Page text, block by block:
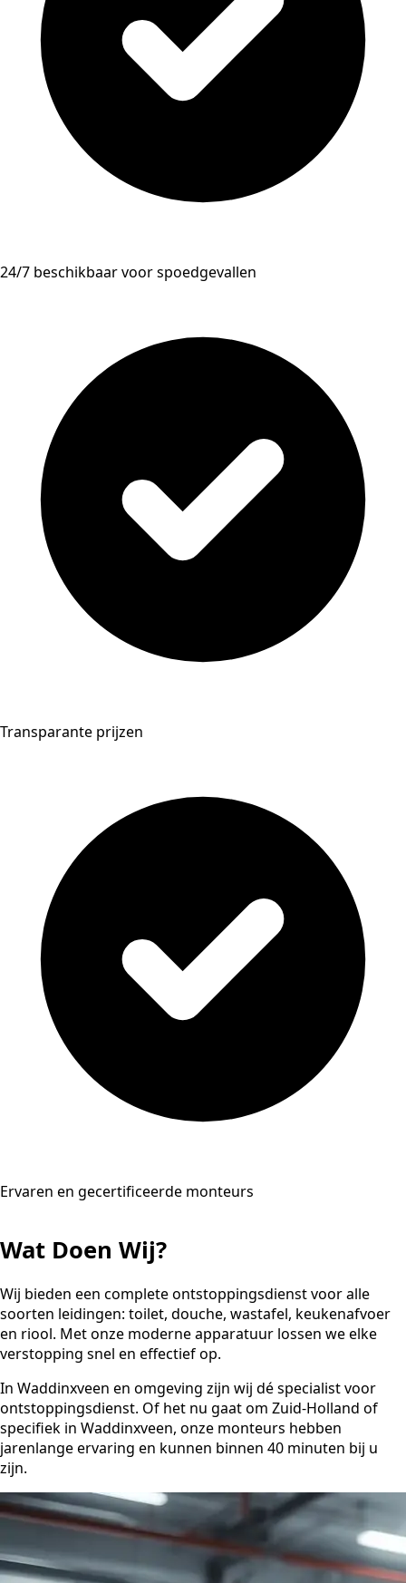
24/7 beschikbaar voor spoedgevallen
Transparante prijzen
Ervaren en gecertificeerde monteurs
Wat Doen Wij?
Wij bieden een complete ontstoppingsdienst voor alle
soorten leidingen: toilet, douche, wastafel, keukenafvoer
en riool. Met onze moderne apparatuur lossen we elke
verstopping snel en effectief op.
In Waddinxveen en omgeving zijn wij dé specialist voor
ontstoppingsdienst. Of het nu gaat om Zuid-Holland of
specifiek in Waddinxveen, onze monteurs hebben
jarenlange ervaring en kunnen binnen 40 minuten bij u
zijn.